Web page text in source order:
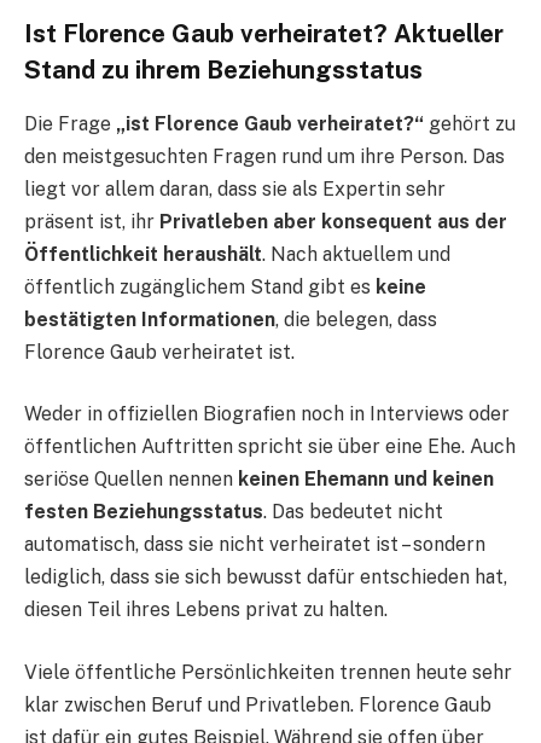
Ist Florence Gaub verheiratet? Aktueller
Stand zu ihrem Beziehungsstatus
Die Frage „ist Florence Gaub verheiratet?“ gehört zu
den meistgesuchten Fragen rund um ihre Person. Das
liegt vor allem daran, dass sie als Expertin sehr
präsent ist, ihr Privatleben aber konsequent aus der
Öffentlichkeit heraushält. Nach aktuellem und
öffentlich zugänglichem Stand gibt es keine
bestätigten Informationen, die belegen, dass
Florence Gaub verheiratet ist.
Weder in offiziellen Biografien noch in Interviews oder
öffentlichen Auftritten spricht sie über eine Ehe. Auch
seriöse Quellen nennen keinen Ehemann und keinen
festen Beziehungsstatus. Das bedeutet nicht
automatisch, dass sie nicht verheiratet ist – sondern
lediglich, dass sie sich bewusst dafür entschieden hat,
diesen Teil ihres Lebens privat zu halten.
Viele öffentliche Persönlichkeiten trennen heute sehr
klar zwischen Beruf und Privatleben. Florence Gaub
ist dafür ein gutes Beispiel. Während sie offen über